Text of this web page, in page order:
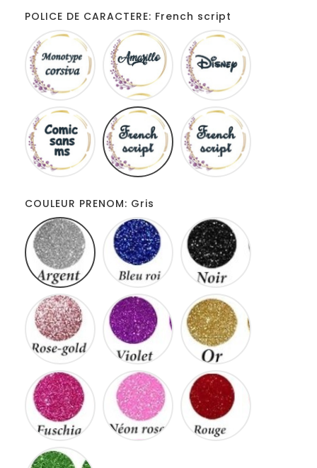
POLICE DE CARACTERE: French script
Monotype
corsiva
Amarillo
Comic
sans
ms
French
script
COULEUR PRENOM: Gris
Rose
gold
Violet
Fuschia
Neon
rose